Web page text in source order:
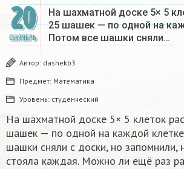
20
СЕНТЯБРЬ
На шахматной доске 5× 5
25 шашек — по одной на
Потом все шашки сняли…
Автор: dashekb3
Предмет: Математика
Уровень: студенческий
На шахматной доске 5× 5 клеток
шашек — по одной на каждой
шашки сняли с доски, но запомнили,
стояла каждая. Можно ли ещё раз